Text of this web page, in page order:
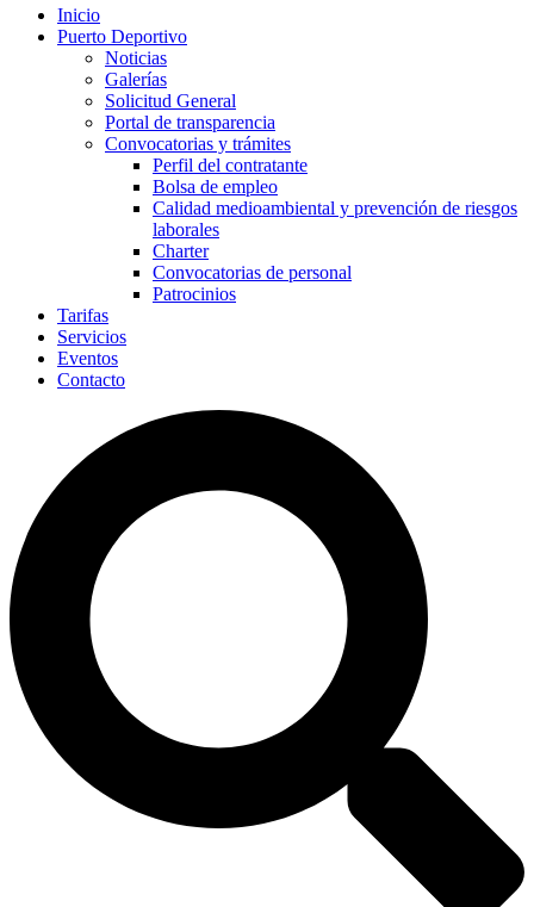
Inicio
Puerto Deportivo
Noticias
Galerías
Solicitud General
Portal de transparencia
Convocatorias y trámites
Perfil del contratante
Bolsa de empleo
Calidad medioambiental y prevención de riesgos
laborales
Charter
Convocatorias de personal
Patrocinios
Tarifas
Servicios
Eventos
Contacto